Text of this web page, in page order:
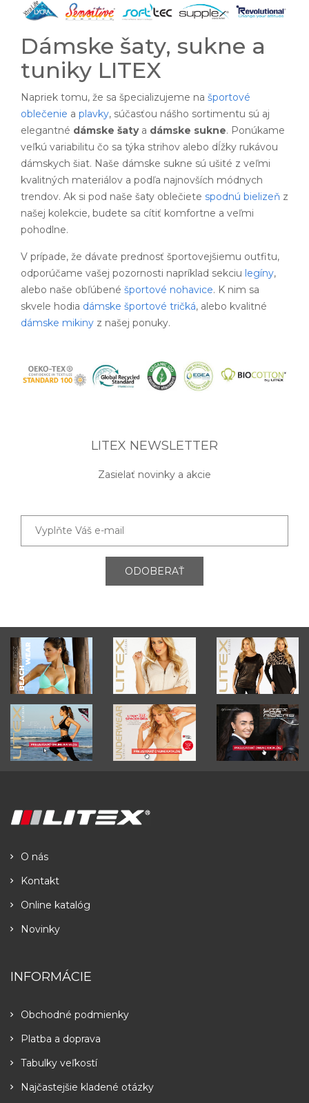
Dámske šaty, sukne a
tuniky LITEX
Napriek tomu, že sa špecializujeme na športové
oblečenie a plavky, súčasťou nášho sortimentu sú aj
elegantné dámske šatya dámske sukne. Ponúkame
veľkú variabilitu čo sa týka strihov alebo dĺžky rukávou
dámskych šiat. Naše dámske sukne sú ušité z veľmi
kvalitných materiálov a podľa najnovších módnych
trendov. Ak si pod naše šaty oblečiete spodnú bielizeň z
našej kolekcie, budete sa cítiť komfortne a veľmi
pohodlne.
V prípade, že dávate prednosť športovejšiemu outfitu,
odporúčame vašej pozornosti napríklad sekciu legíny,
alebo naše obľúbené športové nohavice. K nim sa
skvele hodia dámske športové tričká, alebo kvalitné
dámske mikiny z našej ponuky.
LITEX NEWSLETTER
Zasielať novinky a akcie
ODOBERAŤ
O nás
Kontakt
Online katalóg
Novinky
INFORMÁCIE
Obchodné podmienky
Platba a doprava
Tabulky veľkostí
Najčastejšie kladené otázky